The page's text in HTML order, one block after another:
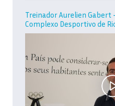
Treinador Aurelien Gabert
Complexo Desportivo de